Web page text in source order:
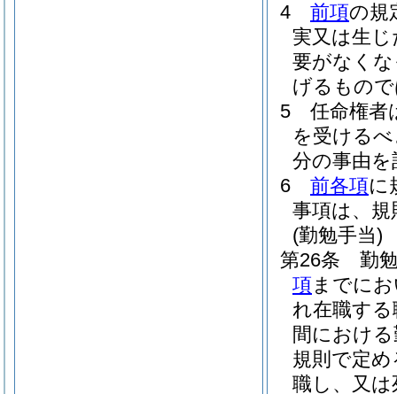
4
前項の規
実又は生
要がなく
げるもの
5
任命権者
を受ける
分の事由
6
前各項に
事項は、
(勤勉手当)
第26条
勤
項 までに
れ在職す
間におけ
規則で定
職し、又